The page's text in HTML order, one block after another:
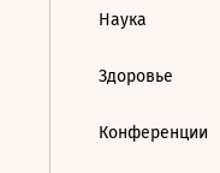
Наука
Здоровье
Конференции